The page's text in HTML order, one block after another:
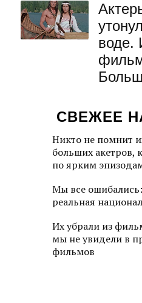
воде.
СВЕЖЕЕ
Никто не помнит
больших акетров,
по ярким
Мы все
реальная
Их убрали из
мы не увидели в
фильмов